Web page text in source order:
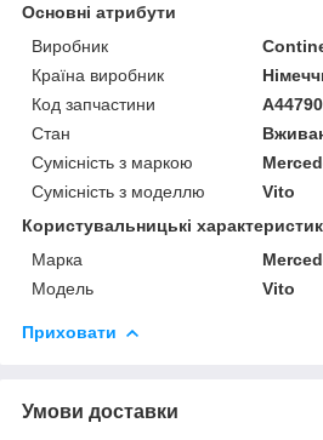
Основні атрибути
Виробник
Країна виробник
Код запчастини
Стан
Сумісність з маркою
Сумісність з моделлю
Vito
Користувальницькі
Марка
Модель
Vito
Приховати
Умови доставки